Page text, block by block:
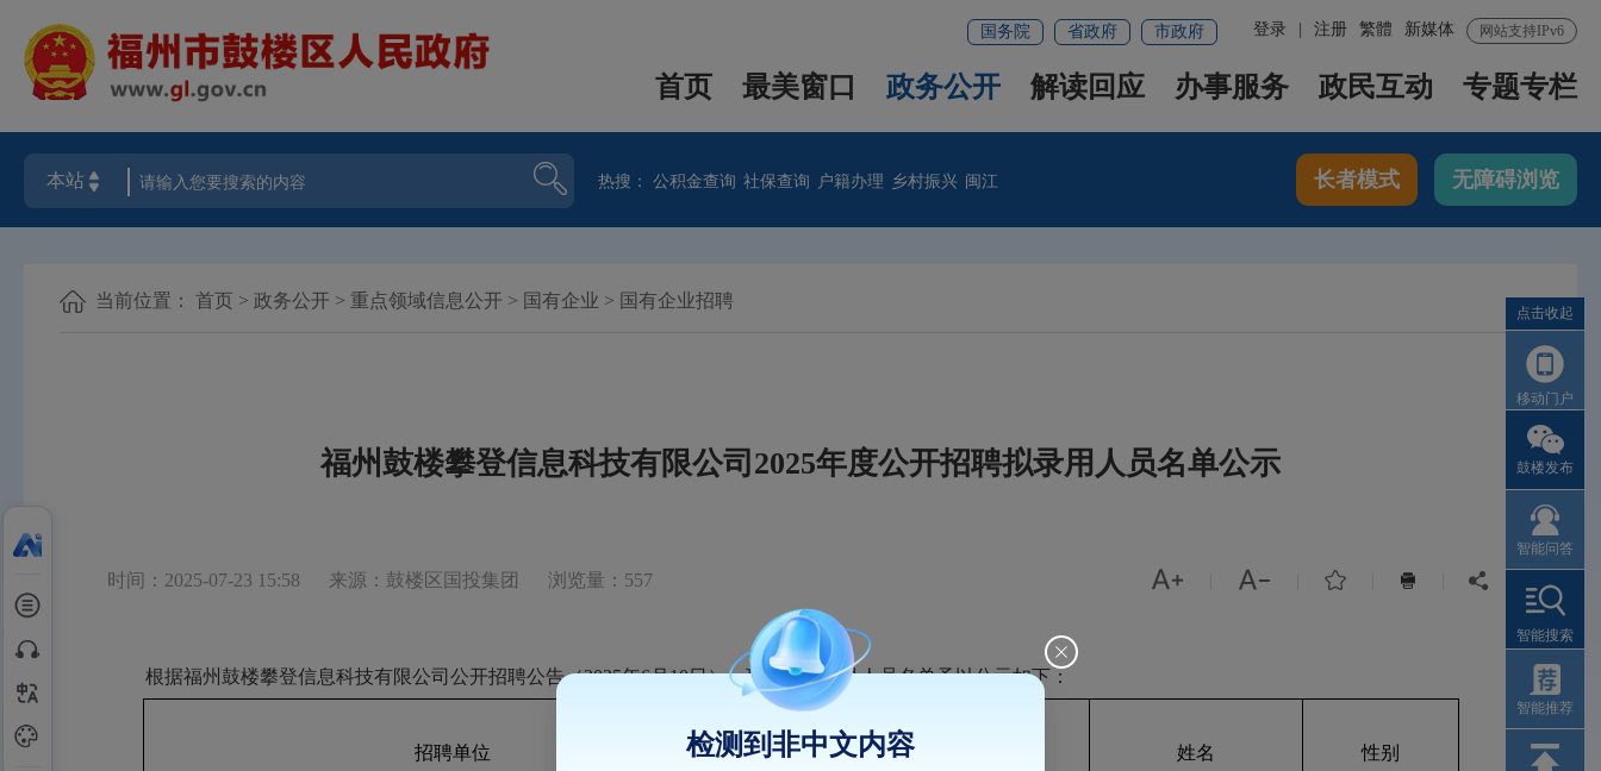
网站支持IPv6
新媒体
繁體
登录 注册
国务院 省政府 市政府
首页 最美窗口 政务公开 解读回应 办事服务 政民互动 专题专栏
热搜：公积金查询 社保查询 户籍办理 乡村振兴 闽江 长者模式 无障碍浏览
当前位置： 首页 > 政务公开 > 重点领域信息公开 > 国有企业 > 国有企业招聘
福州鼓楼攀登信息科技有限公司2025年度公开招聘拟录用人员名单公示
时间：2025-07-23 15:58 来源：鼓楼区国投集团 浏览量：557     
根据福州鼓楼攀登信息科技有限公司公开招聘公告（2025年6月10日），现将我司拟录人员名单予以公示如下：
招聘单位 岗位名称 姓名 性别
点击收起
移动门户
鼓楼发布
智能问答
智能搜索
智能推荐
检测到非中文内容